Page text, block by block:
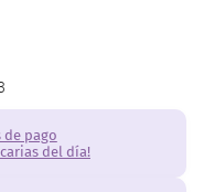
de pago
del día!